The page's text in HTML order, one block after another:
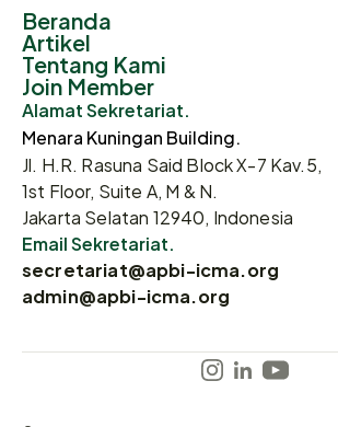
Beranda
Artikel
Tentang Kami
Join Member
Alamat Sekretariat.
Menara Kuningan Building.
Jl. H.R. Rasuna Said Block X-7 Kav.5,
1st Floor, Suite A, M & N.
Jakarta Selatan 12940, Indonesia
Email Sekretariat.
secretariat@apbi-icma.org
admin@apbi-icma.org